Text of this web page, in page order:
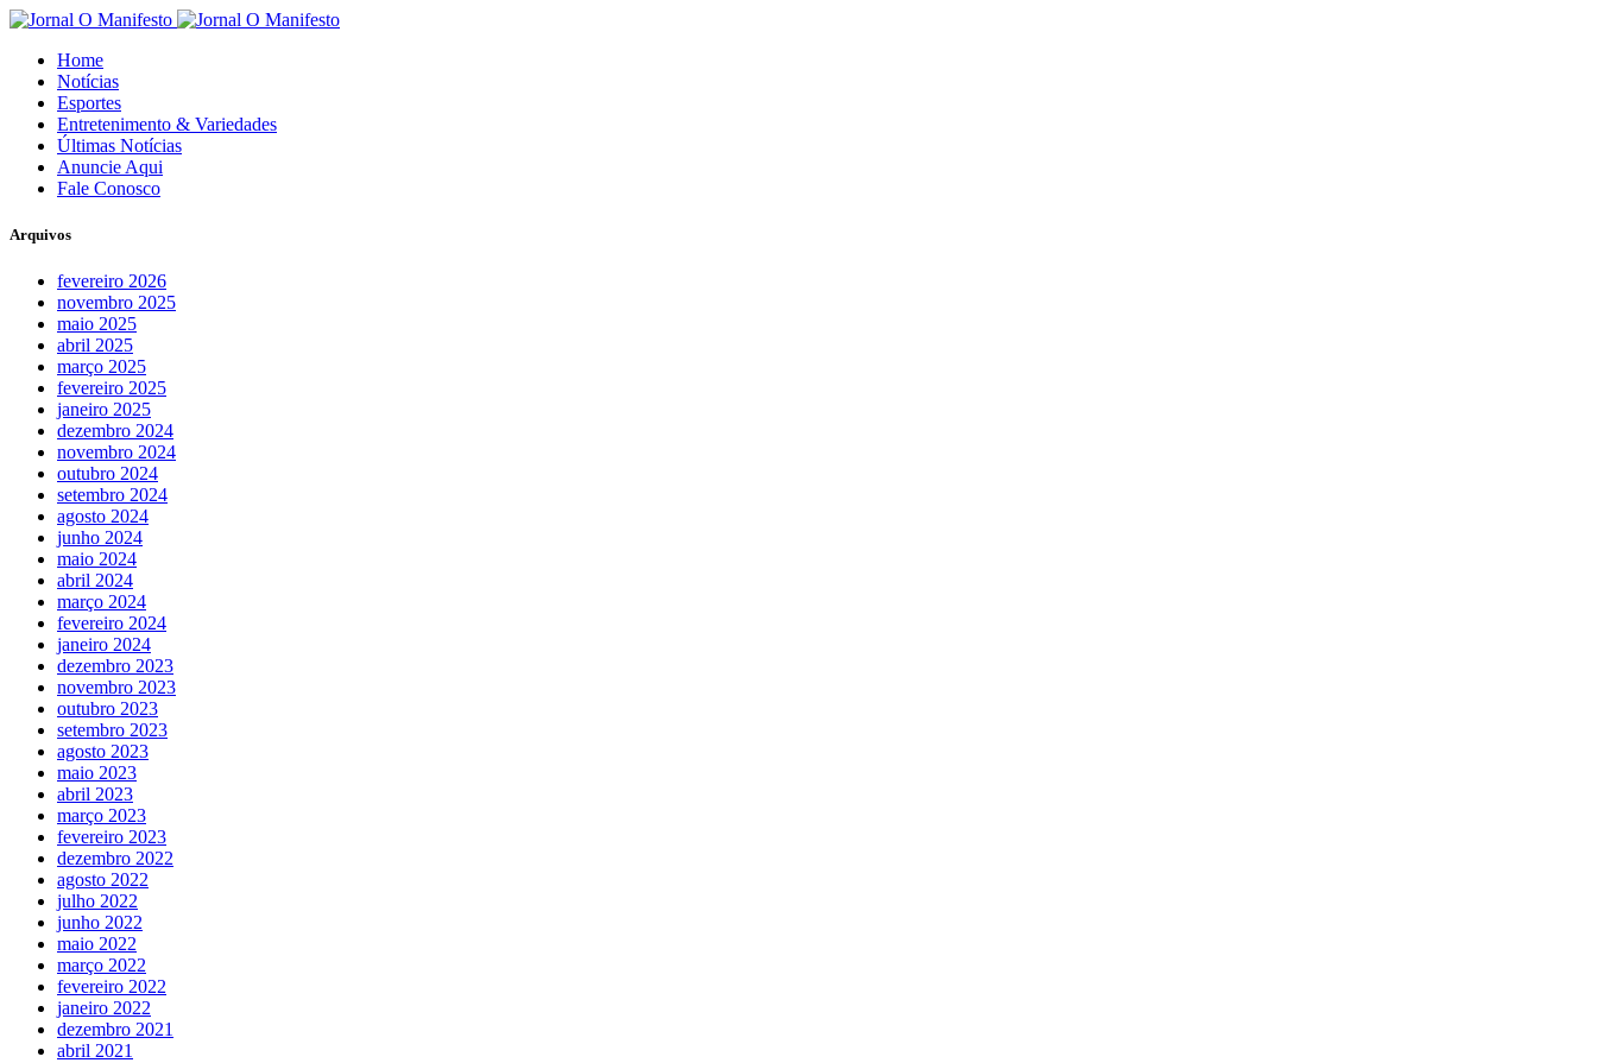
Home
Notícias
Esportes
Entretenimento & Variedades
Últimas Notícias
Anuncie Aqui
Fale Conosco
Arquivos
fevereiro 2026
novembro 2025
maio 2025
abril 2025
março 2025
fevereiro 2025
janeiro 2025
dezembro 2024
novembro 2024
outubro 2024
setembro 2024
agosto 2024
junho 2024
maio 2024
abril 2024
março 2024
fevereiro 2024
janeiro 2024
dezembro 2023
novembro 2023
outubro 2023
setembro 2023
agosto 2023
maio 2023
abril 2023
março 2023
fevereiro 2023
dezembro 2022
agosto 2022
julho 2022
junho 2022
maio 2022
março 2022
fevereiro 2022
janeiro 2022
dezembro 2021
abril 2021